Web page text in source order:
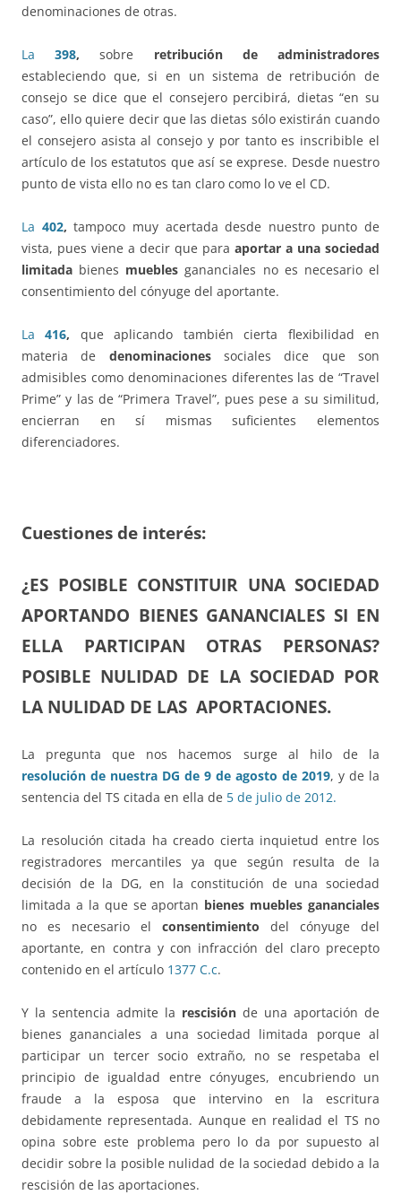
denominaciones de otras.
La 398,sobre retribución de administradores
estableciendo que, si en un sistema de retribución de
consejo se dice que el consejero percibirá, dietas “en su
caso”, ello quiere decir que las dietas sólo existirán cuando
el consejero asista al consejo y por tanto es inscribible el
artículo de los estatutos que así se exprese. Desde nuestro
punto de vista ello no es tan claro como lo ve el CD.
La 402,tampoco muy acertada desde nuestro punto de
vista, pues viene a decir que para aportar a una sociedad
limitada bienes muebles gananciales no es necesario el
consentimiento del cónyuge del aportante.
La 416, que aplicando también cierta flexibilidad en
materia de denominacionessociales dice que son
admisibles como denominaciones diferentes las de “Travel
Prime” y las de “Primera Travel”, pues pese a su similitud,
encierran en sí mismas suficientes elementos
diferenciadores.
Cuestiones de interés:
¿ES POSIBLE CONSTITUIR UNA SOCIEDAD
APORTANDO BIENES GANANCIALES SI EN
ELLA PARTICIPAN OTRAS PERSONAS?
POSIBLE NULIDAD DE LA SOCIEDAD POR
LA NULIDAD DE LAS APORTACIONES.
La pregunta que nos hacemos surge al hilo de la
resolución de nuestra DG de 9 de agosto de 2019, y de la
sentencia del TS citada en ella de 5 de julio de 2012.
La resolución citada ha creado cierta inquietud entre los
registradores mercantiles ya que según resulta de la
decisión de la DG, en la constitución de una sociedad
limitada a la que se aportan bienes muebles gananciales
no es necesario el consentimiento del cónyuge del
aportante, en contra y con infracción del claro precepto
contenido en el artículo 1377 C.c.
Y la sentencia admite la rescisión de una aportación de
bienes gananciales a una sociedad limitada porque al
participar un tercer socio extraño, no se respetaba el
principio de igualdad entre cónyuges, encubriendo un
fraude a la esposa que intervino en la escritura
debidamente representada. Aunque en realidad el TS no
opina sobre este problema pero lo da por supuesto al
decidir sobre la posible nulidad de la sociedad debido a la
rescisión de las aportaciones.